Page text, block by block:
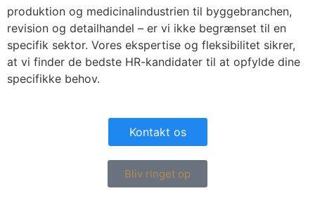
produktion og medicinalindustrien til byggebranchen,
revision og detailhandel – er vi ikke begrænset til en
specifik sektor. Vores ekspertise og fleksibilitet sikrer,
at vi finder de bedste HR-kandidater til at opfylde dine
specifikke behov.
Kontakt os
Bliv ringet op